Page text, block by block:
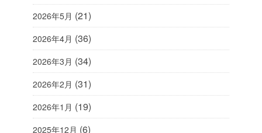
2026年5月 (21)
2026年4月 (36)
2026年3月 (34)
2026年2月 (31)
2026年1月 (19)
2025年12月 (6)